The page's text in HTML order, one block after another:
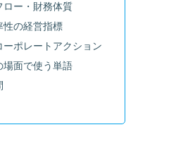
ロー・財務体質
性の経営指標
ーポレートアクション
場面で使う単語